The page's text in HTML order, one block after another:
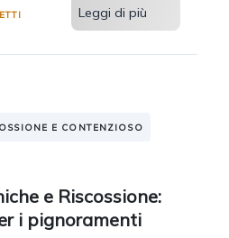
Leggi di più
E CONTENZIOSO
e Riscossione:
i pignoramenti